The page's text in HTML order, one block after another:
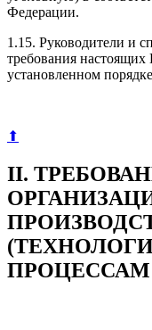
Федерации.
1.15. Руководители и
требования
установленном
⬆
II.
ПРОЦЕССАМ